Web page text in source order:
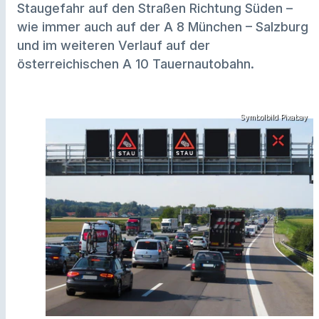
Staugefahr auf den Straßen Richtung Süden –
wie immer auch auf der A 8 München – Salzburg
und im weiteren Verlauf auf der
österreichischen A 10 Tauernautobahn.
Symbolbild Pixabay